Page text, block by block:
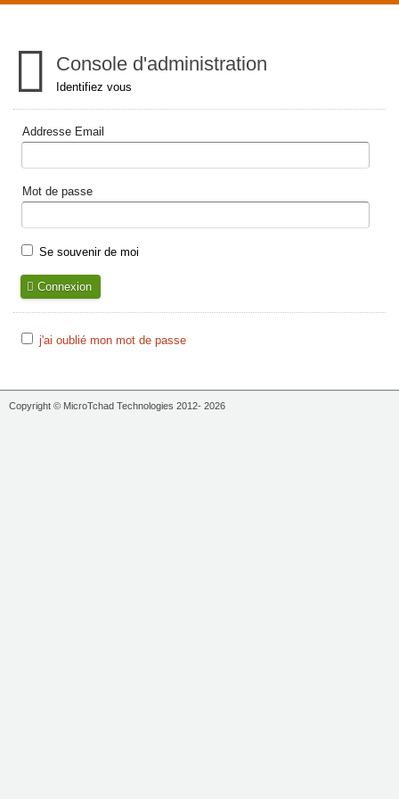
Console d'administration
Identifiez vous
Addresse Email
Mot de passe
Se souvenir de moi
Connexion
j'ai oublié mon mot de passe
Copyright © MicroTchad Technologies 2012- 2026